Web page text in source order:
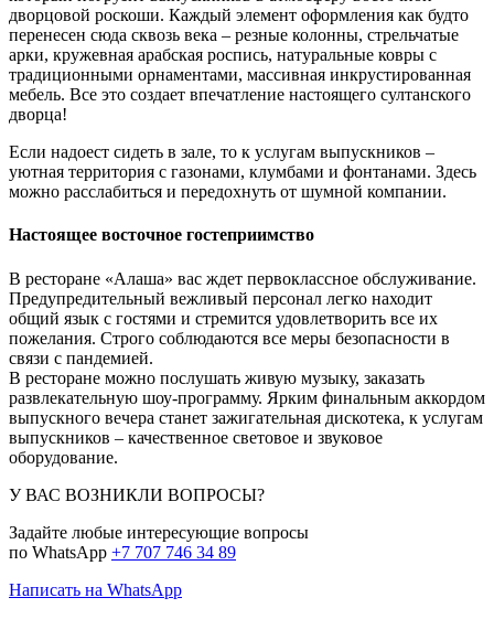
дворцовой роскоши. Каждый элемент оформления как будто
перенесен сюда сквозь века – резные колонны, стрельчатые
арки, кружевная арабская роспись, натуральные ковры с
традиционными орнаментами, массивная инкрустированная
мебель. Все это создает впечатление настоящего султанского
дворца!
Если надоест сидеть в зале, то к услугам выпускников –
уютная территория с газонами, клумбами и фонтанами. Здесь
можно расслабиться и передохнуть от шумной компании.
Настоящее восточное гостеприимство
В ресторане «Алаша» вас ждет первоклассное обслуживание.
Предупредительный вежливый персонал легко находит
общий язык с гостями и стремится удовлетворить все их
пожелания. Строго соблюдаются все меры безопасности в
связи с пандемией.
В ресторане можно послушать живую музыку, заказать
развлекательную шоу-программу. Ярким финальным аккордом
выпускного вечера станет зажигательная дискотека, к услугам
выпускников – качественное световое и звуковое
оборудование.
У ВАС ВОЗНИКЛИ ВОПРОСЫ?
Задайте любые интересующие вопросы
по WhatsApp +7 707 746 34 89
Написать на WhatsApp